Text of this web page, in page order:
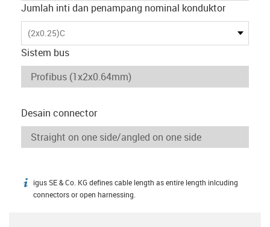
Jumlah inti dan penampang nominal konduktor
(2x0.25)C
Sistem bus
Desain connector
igus-icon-info
igus SE & Co. KG defines cable length as entire length inlcuding
connectors or open harnessing.